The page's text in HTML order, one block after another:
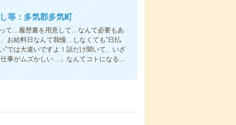
等：多気郡多気町
て…履歴書を用意して…なんて必要もあ
お給料日なんて我慢…しなくても“日払
”では大違いですよ！話だけ聞いて、いざ
事がムズかしい…」なんてコトになる…